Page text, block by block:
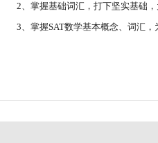
2、掌握基础词汇，打下坚实基础
3、掌握SAT数学基本概念、词汇，